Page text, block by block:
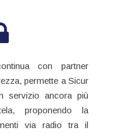
con partner
permette a Sicur
servizio ancora più
proponendo la
via radio tra il